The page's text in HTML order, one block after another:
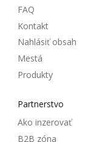
FAQ
Kontakt
Nahlásiť obsah
Mestá
Produkty
Partnerstvo
Ako inzerovať
B2B zóna